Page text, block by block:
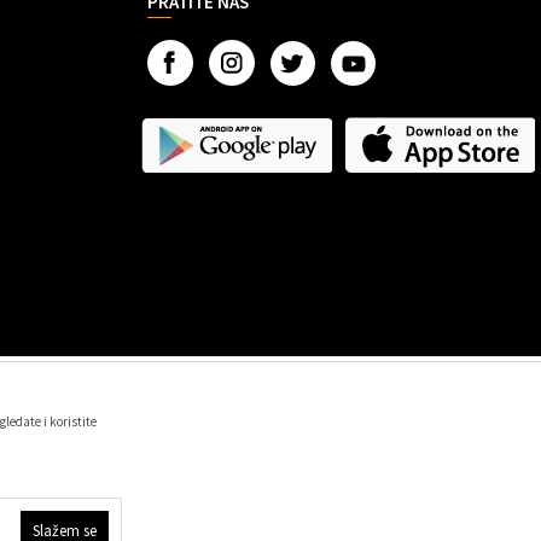
kompletne i bez grešaka.
trenutku.
i koristite
Slažem se